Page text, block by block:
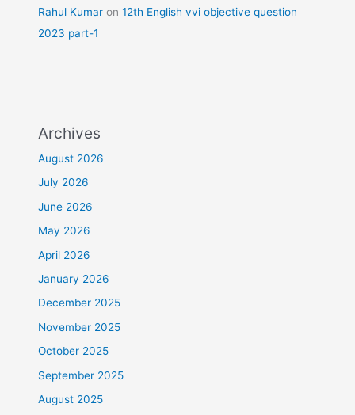
Rahul Kumar on12th English vvi objective question
2023 part-1
Archives
August 2026
July 2026
June 2026
May 2026
April 2026
January 2026
December 2025
November 2025
October 2025
September 2025
August 2025